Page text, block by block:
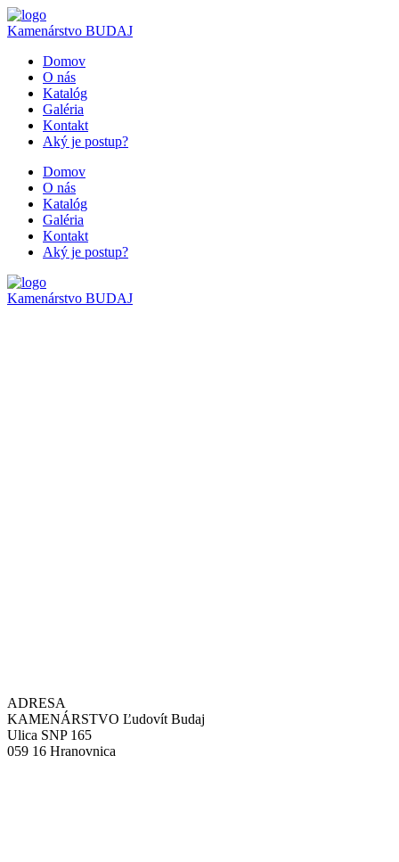
Kamenárstvo BUDAJ
Domov
O nás
Katalóg
Galéria
Kontakt
Aký je postup?
Domov
O nás
Katalóg
Galéria
Kontakt
Aký je postup?
Kamenárstvo BUDAJ
ADRESA
KAMENÁRSTVO Ľudovít Budaj
Ulica SNP 165
059 16 Hranovnica